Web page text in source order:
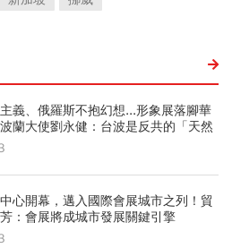
義、俄羅斯不抱幻想...形象展落腳華
蘭大使劉永健：台波是反共的「天然
心開幕，邁入國際會展城市之列！貿
：會展將成城市發展關鍵引擎